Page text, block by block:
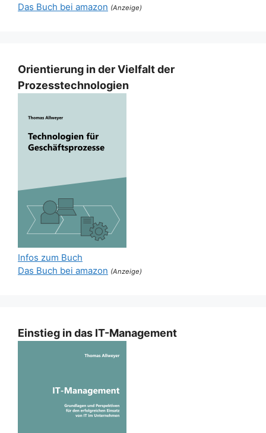
Das Buch bei amazon (Anzeige)
Orientierung in der Vielfalt der
Prozesstechnologien
Infos zum Buch
Das Buch bei amazon (Anzeige)
Einstieg in das IT-Management